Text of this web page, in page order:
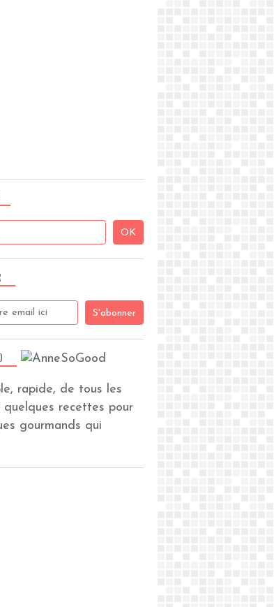
rapide, de tous les
quelques recettes pour
gourmands qui